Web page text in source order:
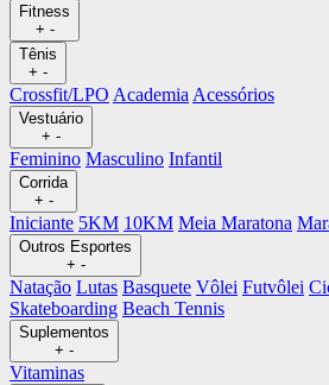
Fitness
+ -
Tênis
+ -
Crossfit/LPO Academia Acessórios
Vestuário
+ -
Feminino Masculino Infantil
Corrida
+ -
Iniciante 5KM 10KM Meia Maratona
Outros Esportes
+ -
Natação Lutas Basquete Vôlei Futvôlei
Skateboarding Beach Tennis
Suplementos
+ -
Vitaminas